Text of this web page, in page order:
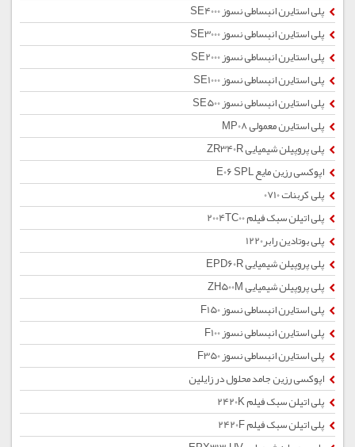
پلی استایرن انبساطی نسوز SE4000
پلی استایرن انبساطی نسوز SE3000
پلی استایرن انبساطی نسوز SE2000
پلی استایرن انبساطی نسوز SE1000
پلی استایرن انبساطی نسوز SE500
پلی استایرن معمولی MP08
پلی پروپیلن شیمیایی ZR340R
اپوکسی رزین مایع E06 SPL
پلی کربنات 0710
پلی اتیلن سبک فیلم 2004TC00
پلی بوتادین رابر1220
پلی پروپیلن شیمیایی EPD60R
پلی پروپیلن شیمیایی ZH500M
پلی استایرن انبساطی نسوز F150
پلی استایرن انبساطی نسوز F100
پلی استایرن انبساطی نسوز F350
اپوکسی رزین جامد محلول در زایلین
پلی اتیلن سبک فیلم 2420K
پلی اتیلن سبک فیلم 2420F